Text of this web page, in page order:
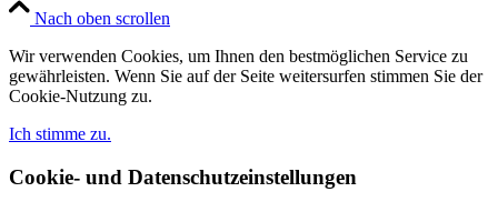
Nach oben scrollen
Wir verwenden Cookies, um Ihnen den bestmöglichen Service zu
gewährleisten. Wenn Sie auf der Seite weitersurfen stimmen Sie der
Cookie-Nutzung zu.
Ich stimme zu.
Cookie- und Datenschutzeinstellungen